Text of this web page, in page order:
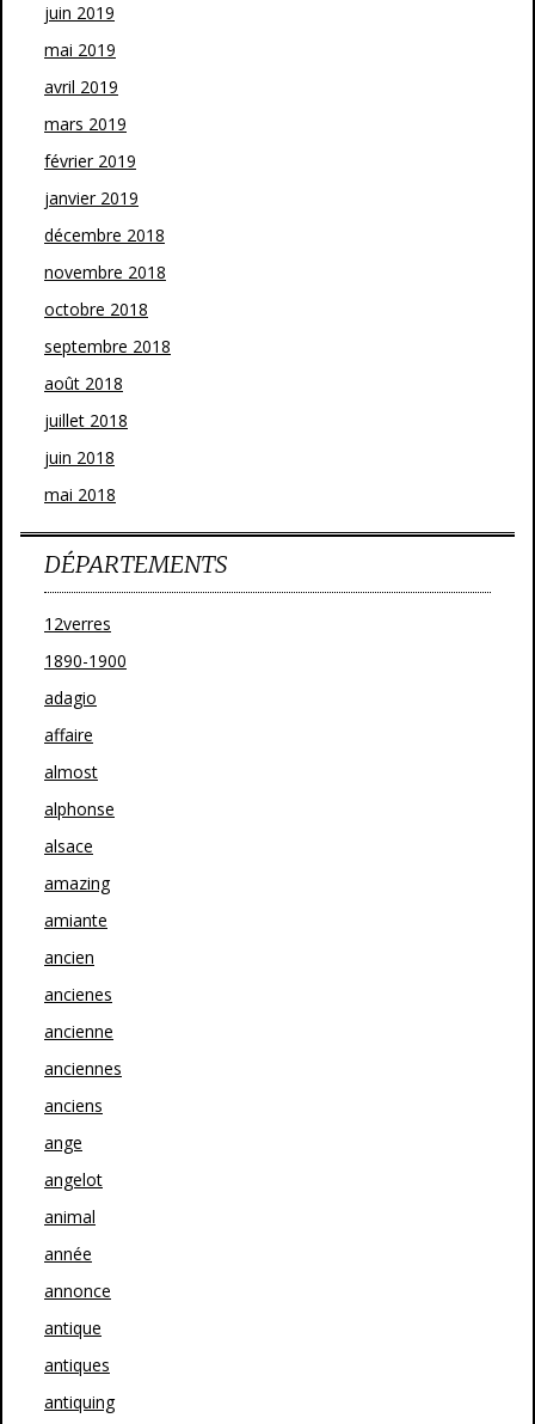
juin 2019
mai 2019
avril 2019
mars 2019
février 2019
janvier 2019
décembre 2018
novembre 2018
octobre 2018
septembre 2018
août 2018
juillet 2018
juin 2018
mai 2018
DÉPARTEMENTS
12verres
1890-1900
adagio
affaire
almost
alphonse
alsace
amazing
amiante
ancien
ancienes
ancienne
anciennes
anciens
ange
angelot
animal
année
annonce
antique
antiques
antiquing